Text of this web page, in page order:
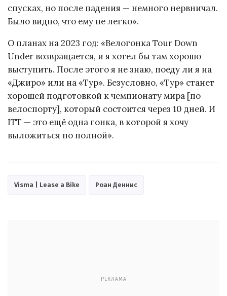
спусках, но после падения — немного нервничал.
Было видно, что ему не легко».
О планах на 2023 год: «Велогонка Tour Down
Under возвращается, и я хотел бы там хорошо
выступить. После этого я не знаю, поеду ли я на
«Джиро» или на «Тур». Безусловно, «Тур» станет
хорошей подготовкой к чемпионату мира [по
велоспорту], который состоится через 10 дней. И
ITT — это ещё одна гонка, в которой я хочу
выложиться по полной».
Visma | Lease a Bike Роан Деннис
РЕКЛАМА